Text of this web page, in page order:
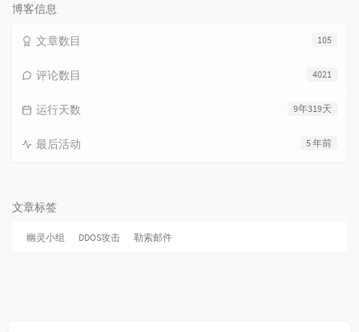
博客信息
105
文章数目
4021
评论数目
9年319天
运行天数
5 年前
最后活动
文章标签
幽灵小组 DDOS攻击 勒索邮件